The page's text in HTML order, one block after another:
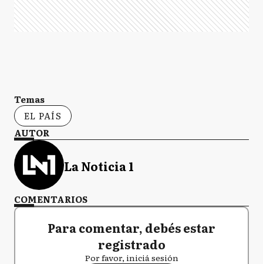
Temas
EL PAÍS
AUTOR
La Noticia 1
COMENTARIOS
Para comentar, debés estar
registrado
Por favor, iniciá sesión